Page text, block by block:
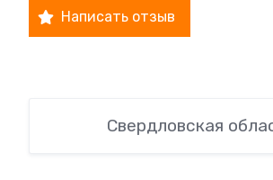
Написать отзыв
Свердловская